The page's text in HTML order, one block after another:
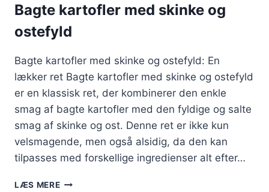
Bagte kartofler med skinke og
ostefyld
Bagte kartofler med skinke og ostefyld: En
lækker ret Bagte kartofler med skinke og ostefyld
er en klassisk ret, der kombinerer den enkle
smag af bagte kartofler med den fyldige og salte
smag af skinke og ost. Denne ret er ikke kun
velsmagende, men også alsidig, da den kan
tilpasses med forskellige ingredienser alt efter…
LÆS MEREBAGTE